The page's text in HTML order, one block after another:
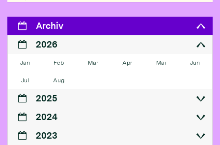
Archiv
2026
Jan Feb Mär Apr Mai Jun
Jul Aug
2025
2024
2023